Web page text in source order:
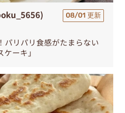
08/01 更新
パリパリ食感がたまらない
ケーキ」